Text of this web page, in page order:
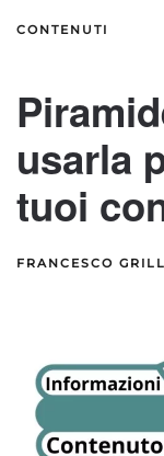
CONTENUTI
usarla
tuoi
FRANCESCO